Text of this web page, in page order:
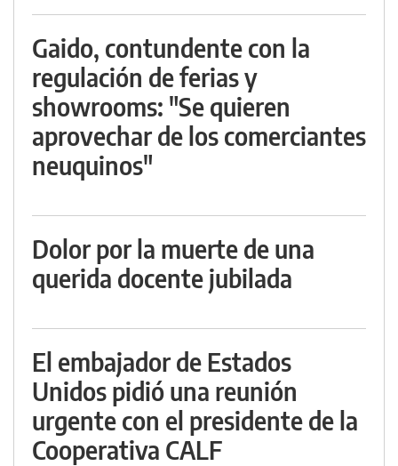
Gaido, contundente con la
regulación de ferias y
showrooms: "Se quieren
aprovechar de los comerciantes
neuquinos"
Dolor por la muerte de una
querida docente jubilada
El embajador de Estados
Unidos pidió una reunión
urgente con el presidente de la
Cooperativa CALF